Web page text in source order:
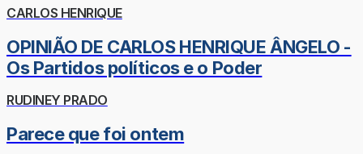
CARLOS HENRIQUE
OPINIÃO DE CARLOS HENRIQUE ÂNGELO -
Os Partidos políticos e o Poder
RUDINEY PRADO
Parece que foi ontem